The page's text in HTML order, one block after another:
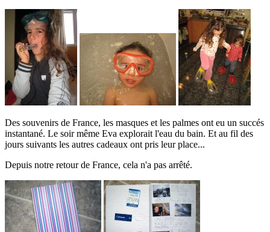
Des souvenirs de France, les masques et les palmes ont eu un succés
instantané. Le soir même Eva explorait l'eau du bain. Et au fil des
jours suivants les autres cadeaux ont pris leur place...
Depuis notre retour de France, cela n'a pas arrêté.